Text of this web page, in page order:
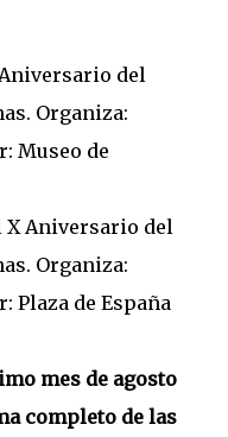
del
Organiza:
Museo de
X Aniversario del
Organiza:
Plaza de España
mes de agosto
completo de las